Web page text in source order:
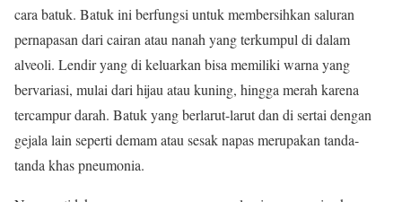
cara batuk. Batuk ini berfungsi untuk membersihkan saluran
pernapasan dari cairan atau nanah yang terkumpul di dalam
alveoli. Lendir yang di keluarkan bisa memiliki warna yang
bervariasi, mulai dari hijau atau kuning, hingga merah karena
tercampur darah. Batuk yang berlarut-larut dan di sertai dengan
gejala lain seperti demam atau sesak napas merupakan tanda-
tanda khas pneumonia.